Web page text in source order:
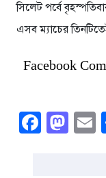
সিলেট পর্বে
এসব ম্যাচের
Facebook